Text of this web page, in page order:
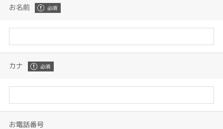
お名前
カナ
お電話番号